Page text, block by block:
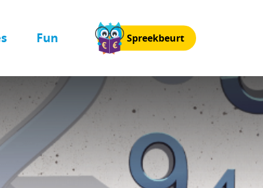
Fun Spreekbeurt